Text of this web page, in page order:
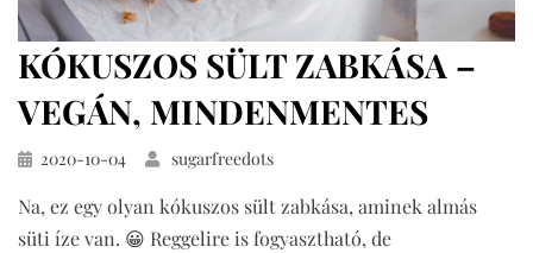
KÓKUSZOS SÜLT ZABKÁSA –
VEGÁN, MINDENMENTES
Közzétéve
2020-10-04 sugarfreedots
Na, ez egy olyan kókuszos sült zabkása, aminek almás
süti íze van. 😀 Reggelire is fogyasztható, de